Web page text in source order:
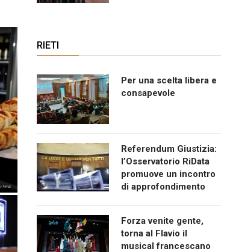
RIETI
Per una scelta libera e
consapevole
Referendum Giustizia:
l’Osservatorio RiData
promuove un incontro
di approfondimento
Forza venite gente,
torna al Flavio il
musical francescano